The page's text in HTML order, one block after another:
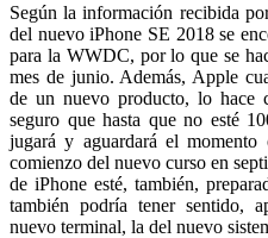
Según la información recibida
del nuevo iPhone SE 2018 se
para la WWDC, por lo que se
mes de junio. Además, Apple
de un nuevo producto, lo hace
seguro que hasta que no esté
jugará y aguardará el
comienzo del nuevo curso en
de iPhone esté, también,
también podría tener sentido,
nuevo terminal, la del nuevo